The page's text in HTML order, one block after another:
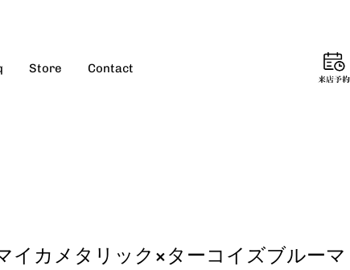
Store Contact
来
イカメタリック×ターコイズブルーマ